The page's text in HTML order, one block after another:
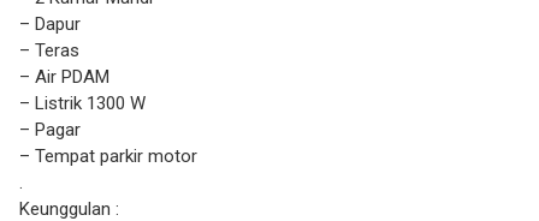
– Dapur
– Teras
– Air PDAM
– Listrik 1300 W
– Pagar
– Tempat parkir motor
.
Keunggulan :